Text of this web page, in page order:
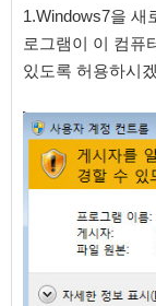
1.Windows7을 새
로그램이 이 컴퓨
있도록 허용하시